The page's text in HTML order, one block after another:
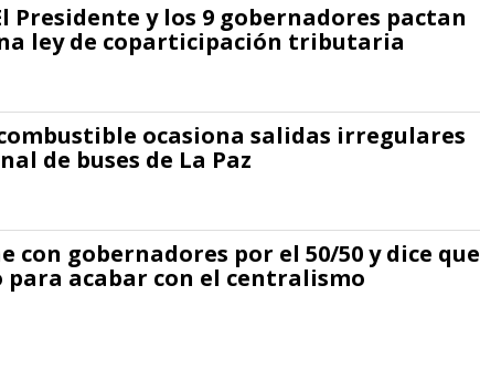
Presidente y los 9 gobernadores pactan
ley de coparticipación tributaria
combustible ocasiona salidas irregulares
de buses de La Paz
con gobernadores por el 50/50 y dice que
para acabar con el centralismo